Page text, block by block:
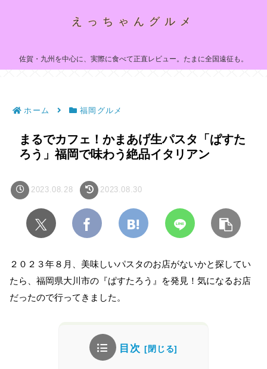
えっちゃんグルメ
佐賀・九州を中心に、実際に食べて正直レビュー。たまに全国遠征も。
ホーム 福岡グルメ
まるでカフェ！かまあげ生パスタ「ぱすた
ろう」福岡で味わう絶品イタリアン
2023.08.28 2023.08.30
２０２３年８月、美味しいパスタのお店がないかと探してい
たら、福岡県大川市の『ぱすたろう』を発見！気になるお店
だったので行ってきました。
目次